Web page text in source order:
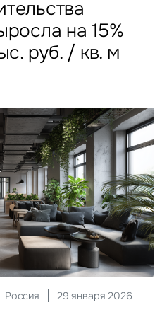
на 15%
руб. / кв. м
Россия 29 января 2026
практически
17 марта 2026
готовую
08 июня 2026
стали
Россия